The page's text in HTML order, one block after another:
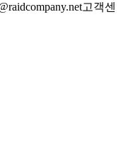
고객센